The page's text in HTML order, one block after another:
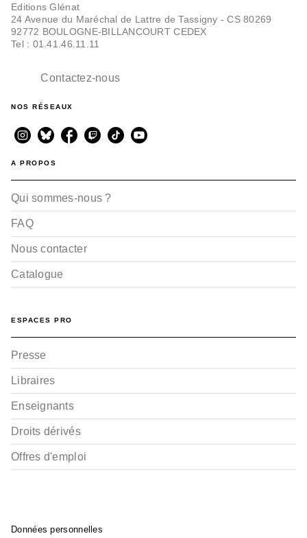
Editions Glénat
24 Avenue du Maréchal de Lattre de Tassigny - CS 80269
92772 BOULOGNE-BILLANCOURT CEDEX
Tel : 01.41.46.11.11
Contactez-nous
NOS RÉSEAUX
A PROPOS
Qui sommes-nous ?
FAQ
Nous contacter
Catalogue
ESPACES PRO
Presse
Libraires
Enseignants
Droits dérivés
Offres d'emploi
Données personnelles